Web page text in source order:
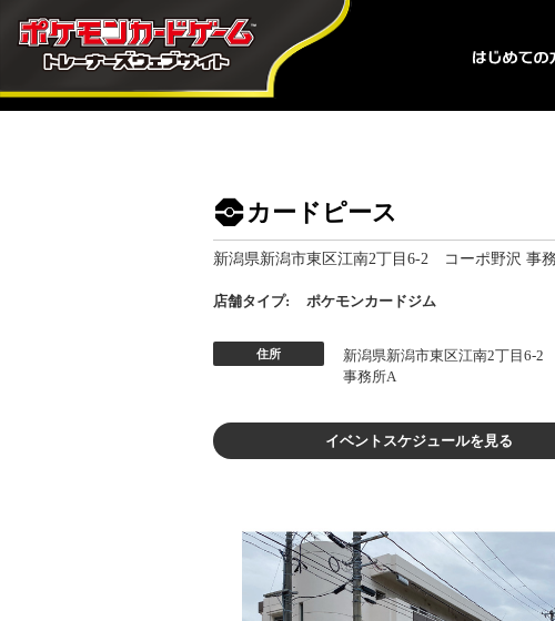
カードピース
新潟県新潟市東区江南2丁目6-2 コーポ野沢 事
店舗タイプ: ポケモンカードジム
住所
新潟県新潟市東区江南2丁目6-2
事務所A
イベントスケジュールを見る